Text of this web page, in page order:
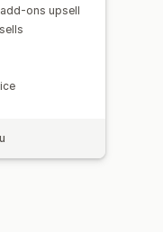
ons upsell